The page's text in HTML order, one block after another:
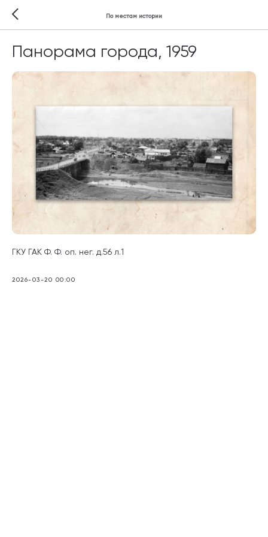
По местам истории
Панорама города, 1959
ГКУ ГАК Ф. Ф. оп. нег. д.56 л.1
2026-03-20 00:00